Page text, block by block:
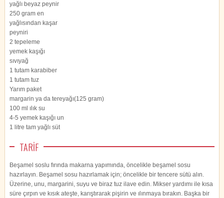
yağlı beyaz peynir
250 gram en
yağlısından kaşar
peyniri
2 tepeleme
yemek kaşığı
sıvıyağ
1 tutam karabiber
1 tutam tuz
Yarım paket
margarin ya da tereyağı(125 gram)
100 ml ılık su
4-5 yemek kaşığı un
1 litre tam yağlı süt
TARİF
Beşamel soslu fırında makarna yapımında, öncelikle beşamel sosu
hazırlayın. Beşamel sosu hazırlamak için; öncelikle bir tencere sütü alın.
Üzerine, unu, margarini, suyu ve biraz tuz ilave edin. Mikser yardımı ile kısa
süre çırpın ve kısık ateşte, karıştırarak pişirin ve ılınmaya bırakın. Başka bir